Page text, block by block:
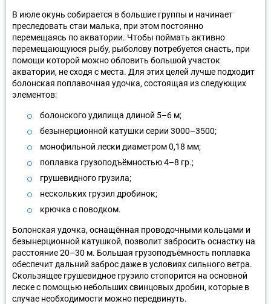
В июле окунь собирается в большие группы и начинает
преследовать стаи малька, при этом постоянно
перемещаясь по акватории. Чтобы поймать активно
перемещающуюся рыбу, рыболову потребуется снасть, при
помощи которой можно обловить большой участок
акватории, не сходя с места. Для этих целей лучше подходит
болонская поплавочная удочка, состоящая из следующих
элементов:
болонского удилища длиной 5–6 м;
безынерционной катушки серии 3000–3500;
монофильной лески диаметром 0,18 мм;
поплавка грузоподъёмностью 4–8 гр.;
грушевидного грузила;
нескольких грузил дробинок;
крючка с поводком.
Болонская удочка, оснащённая проводочными кольцами и
безынерционной катушкой, позволит забросить оснастку на
расстояние 20–30 м. Большая грузоподъёмность поплавка
обеспечит дальний заброс даже в условиях сильного ветра.
Скользящее грушевидное грузило стопорится на основной
леске с помощью небольших свинцовых дробин, которые в
случае необходимости можно передвинуть.